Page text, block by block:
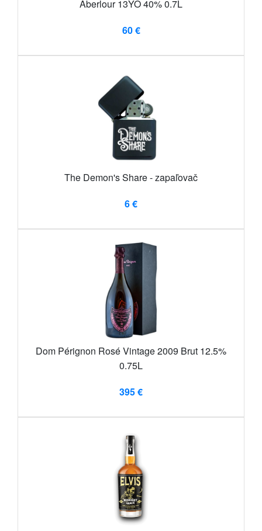
Aberlour 13YO 40% 0.7L
60 €
The Demon's Share - zapaľovač
6 €
Dom Pérignon Rosé Vintage 2009 Brut 12.5%
0.75L
395 €